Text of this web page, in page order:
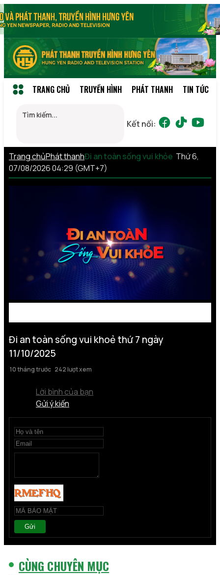
TRANG CHỦ TRUYỀN HÌNH PHÁT THANH TIN TỨC
Kết nối:
Trang chủPhát thanhĐi an toàn sống vui khỏe Thứ 6,
07/08/2026 04:29 (GMT+7)
Đi an toàn sống vui khoẻ thứ 7 ngày
11/10/2025
10 tháng trước 242 lượt xem
Lời bình của bạn
Gửi ý kiến
Gửi
CÙNG CHUYÊN MỤC